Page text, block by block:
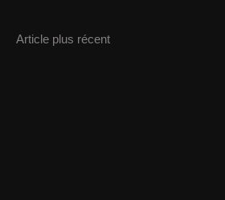
Article plus récent